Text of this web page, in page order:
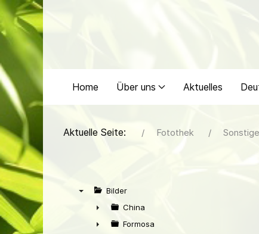
Home Über uns Aktuelles
Aktuelle Seite: Fotothek
Bilder
►
China
Formosa